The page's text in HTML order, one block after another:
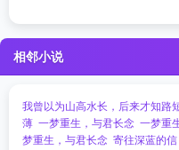
相邻小说
我曾以为山高水长，后来才知路
薄 一梦重生，与君长念 一梦重
梦重生，与君长念 寄往深蓝的信